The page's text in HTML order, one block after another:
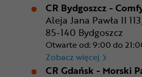
CR Bydgoszcz -
Aleja Jana Pawła II
85-140 Bydgoszcz
Otwarte od: 9:00 do
Zobacz więcej CR
CR Gdańsk - Morski